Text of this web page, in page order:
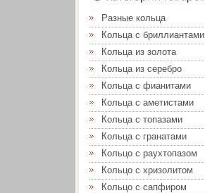
Разные кольца
Кольца с бриллиантами
Кольца из золота
Кольца из серебро
Кольца с фианитами
Кольца с аметистами
Кольца с топазами
Кольца с гранатами
Кольцо с раухтопазом
Кольцо с хризолитом
Кольцо с сапфиром